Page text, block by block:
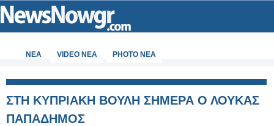
ΝΕΑ VIDEO NEA PHOTO NEA
ΣΤΗ ΚΥΠΡΙΑΚΗ ΒΟΥΛΗ ΣΗΜΕΡΑ Ο ΛΟΥΚΑΣ
ΠΑΠΑΔΗΜΟΣ